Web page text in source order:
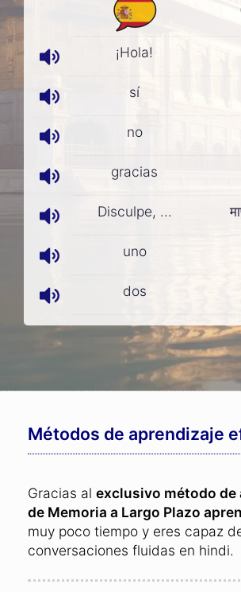
¡Hola!
sí
no
gracias
Disculpe, ...
uno
dos
Métodos de aprendizaje
Gracias al exclusivo método de
de Memoria a Largo Plazo
muy poco tiempo y eres capaz
conversaciones fluidas en hindi.